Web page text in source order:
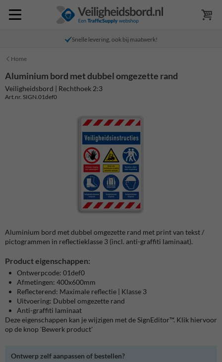
Snelle levering, ook bij maatwerk!
Home
Aluminium bord met dubbel omgezette rand
Veiligheidsbord | Rechthoek 2:3
Art.nr. SIGN.01def0
Aluminium bord met dubbel omgezette rand met print van tekst /
pictogrammen in reflectieklasse 3 (incl. anti-graffiti laminaat).
Product eigenschappen:
Ontwerpcode: 01def0
Afmetingen: 400x600mm
Reflecterend: Maximale reflectie | Klasse 3
Uitvoering: Dubbel omgezette rand
Anti-graffiti laminaat
Deze eigenschappen kan je wijzigen met de SignEditor™. Klik hiervoor
op de knop 'Bewerk product'
Ontwerp zelf aanpassen of bestellen?